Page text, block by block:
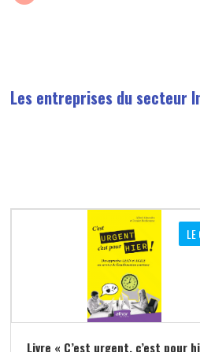
Les entreprises du secteur
Livre « C’est urgent, c’est pour